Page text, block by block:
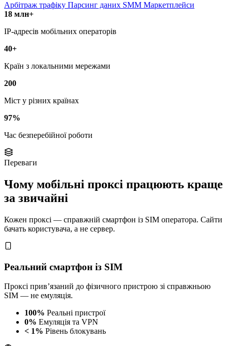
Арбітраж трафіку Парсинг даних SMM Маркетплейси
18 млн+
IP-адресів мобільних операторів
40+
Країн з локальними мережами
200
Міст у різних країнах
97%
Час безперебійної роботи
Переваги
Чому мобільні проксі працюють краще
за звичайні
Кожен проксі — справжній смартфон із SIM оператора. Сайти
бачать користувача, а не сервер.
Реальний смартфон із SIM
Проксі прив’язаний до фізичного пристрою зі справжньою
SIM — не емуляція.
100% Реальні пристрої
0% Емуляція та VPN
< 1% Рівень блокувань